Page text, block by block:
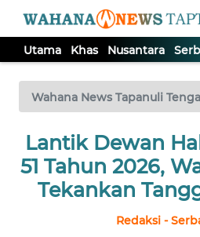
Utama Khas Nusantara
Wahana News Tapanuli
Lantik Dewan
51 Tahun 2026,
Tekankan
Redaksi -
TV
Tutup
UTAMA
KHAS